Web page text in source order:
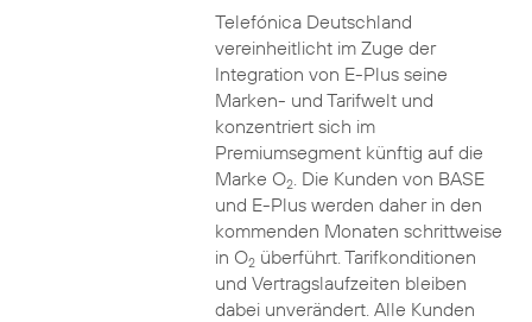
Telefónica Deutschland
vereinheitlicht im Zuge der
Integration von E-Plus seine
Marken- und Tarifwelt und
konzentriert sich im
Premiumsegment künftig auf die
Marke O2. Die Kunden von BASE
und E-Plus werden daher in den
kommenden Monaten schrittweise
in O2überführt. Tarifkonditionen
und Vertragslaufzeiten bleiben
dabei unverändert. Alle Kunden